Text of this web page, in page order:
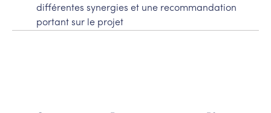
différentes synergies et une recommandation
portant sur le projet